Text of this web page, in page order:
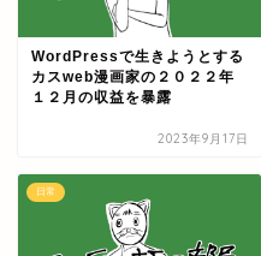
WordPressで生きようとする
カスweb漫画家の２０２２年
１２月の収益を暴露
2023年9月17日
日常